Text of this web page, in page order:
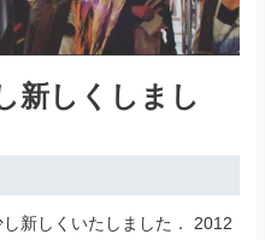
新しくしまし
新しくいたしました． 2012